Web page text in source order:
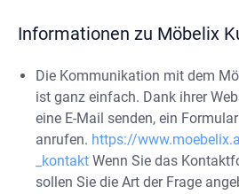
Informationen zu Möbelix
Die Kommunikation mit dem
ist ganz einfach. Dank ihrer
eine E-Mail senden, ein
anrufen. https://
_kontakt Wenn Sie das
sollen Sie die Art der Frage